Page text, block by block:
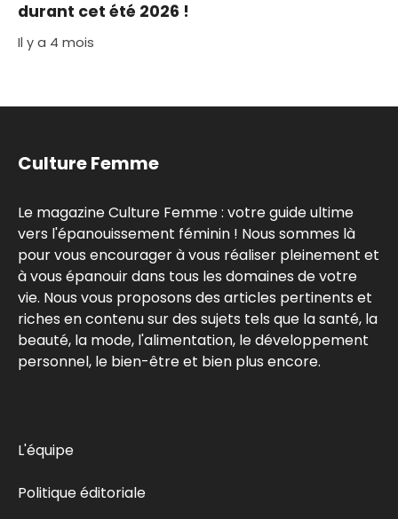
durant cet été 2026 !
Il y a 4 mois
Culture Femme
Le magazine Culture Femme : votre guide ultime
vers l'épanouissement féminin ! Nous sommes là
pour vous encourager à vous réaliser pleinement et
à vous épanouir dans tous les domaines de votre
vie. Nous vous proposons des articles pertinents et
riches en contenu sur des sujets tels que la santé, la
beauté, la mode, l'alimentation, le développement
personnel, le bien-être et bien plus encore.
L'équipe
Politique éditoriale